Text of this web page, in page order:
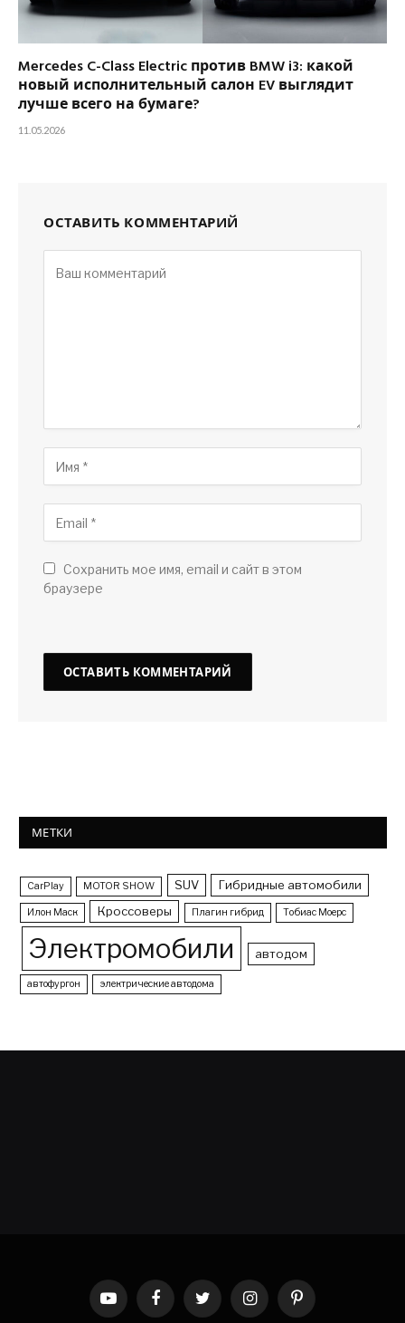
Mercedes C-Class Electric против BMW i3: какой
новый исполнительный салон EV выглядит
лучше всего на бумаге?
11.05.2026
ОСТАВИТЬ КОММЕНТАРИЙ
Сохранить мое имя, email и сайт в этом
браузере
МЕТКИ
CarPlay MOTOR SHOW SUV Гибридные автомобили
Илон Маск Кроссоверы Плагин гибрид Тобиас Моерс
Электромобили автодом
автофургон электрические автодома
YouTubeFacebookTwitter InstagramPinterest